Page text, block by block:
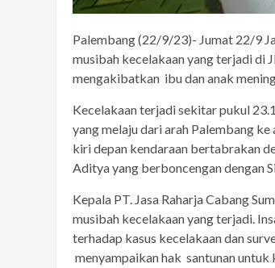
Palembang (22/9/23)- Jumat 22/9
musibah kecelakaan yang terjadi di
mengakibatkan ibu dan anak
Kecelakaan terjadi sekitar pukul
yang melaju dari arah Palembang
kiri depan kendaraan bertabrakan
Aditya yang berboncengan dengan
Kepala PT. Jasa Raharja Cabang
musibah kecelakaan yang terjadi.
terhadap kasus kecelakaan dan
menyampaikan hak santunan untuk